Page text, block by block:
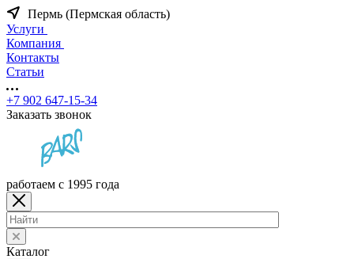
Пермь (Пермская область)
Услуги
Компания
Контакты
Статьи
+7 902 647-15-34
Заказать звонок
работаем с 1995 года
Каталог